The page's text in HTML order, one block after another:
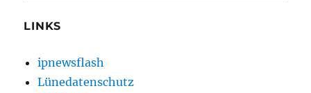
LINKS
ipnewsflash
Lünedatenschutz